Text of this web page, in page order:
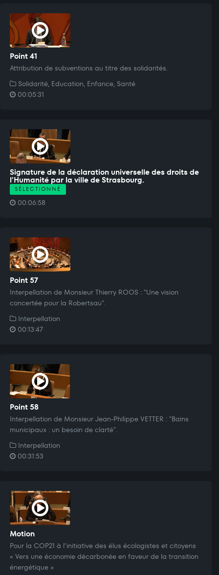
Point 41
Attribution de subventions au titre des solidarités.
Solidarité, Education, Enfance, Santé
00:05:31
Signature de la déclaration universelle des droits de
l’Humanité par la ville de Strasbourg.
SÉLECTIONNÉ
00:06:58
Point 57
Interpellation de Monsieur Thierry ROOS : "Une vision
concertée pour la Robertsau".
Interpellation
00:13:47
Point 58
Interpellation de Monsieur Jean-Philippe VETTER : "Bains
municipaux : un besoin de clarté".
Interpellation
00:31:53
Motion
Pour la COP21 à l’initiative des élus écologistes et citoyens
« Vers une économie décarbonée en faveur de la transition
énergétique »